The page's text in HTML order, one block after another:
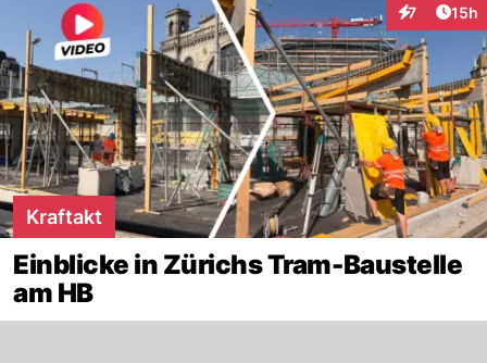
7 15h
Kraftakt
Einblicke in Zürichs Tram-Baustelle
am HB